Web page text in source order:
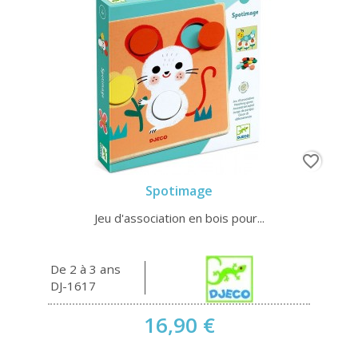
Spotimage
Jeu d'association en bois pour...
De 2 à 3 ans
DJ-1617
16,90 €
favorite_border